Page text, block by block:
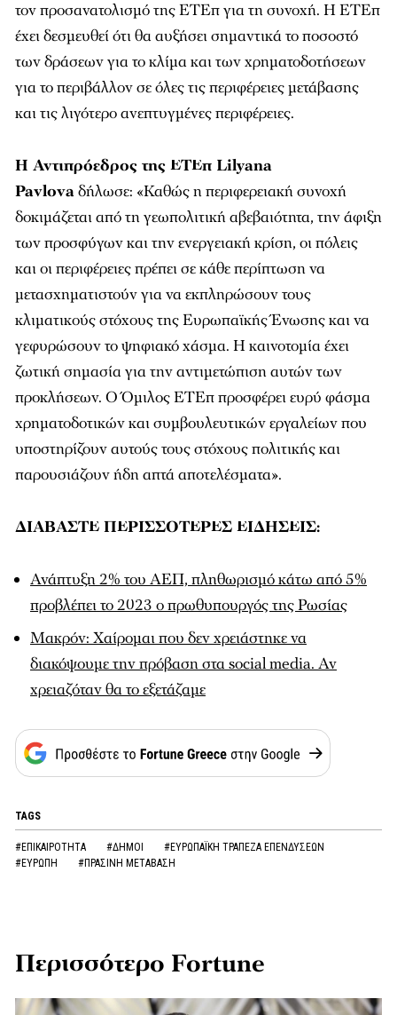
τον προσανατολισμό της ΕΤΕπ για τη συνοχή. Η ΕΤΕπ
έχει δεσμευθεί ότι θα αυξήσει σημαντικά το ποσοστό
των δράσεων για το κλίμα και των χρηματοδοτήσεων
για το περιβάλλον σε όλες τις περιφέρειες μετάβασης
και τις λιγότερο ανεπτυγμένες περιφέρειες.
Η Αντιπρόεδρος της ΕΤΕπ Lilyana
Pavlovaδήλωσε: «Καθώς η περιφερειακή συνοχή
δοκιμάζεται από τη γεωπολιτική αβεβαιότητα, την άφιξη
των προσφύγων και την ενεργειακή κρίση, οι πόλεις
και οι περιφέρειες πρέπει σε κάθε περίπτωση να
μετασχηματιστούν για να εκπληρώσουν τους
κλιματικούς στόχους της Ευρωπαϊκής Ένωσης και να
γεφυρώσουν το ψηφιακό χάσμα. Η καινοτομία έχει
ζωτική σημασία για την αντιμετώπιση αυτών των
προκλήσεων. Ο Όμιλος ΕΤΕπ προσφέρει ευρύ φάσμα
χρηματοδοτικών και συμβουλευτικών εργαλείων που
υποστηρίζουν αυτούς τους στόχους πολιτικής και
παρουσιάζουν ήδη απτά αποτελέσματα».
ΔΙΑΒΑΣΤΕ ΠΕΡΙΣΣΟΤΕΡΕΣ ΕΙΔΗΣΕΙΣ:
Ανάπτυξη 2% του ΑΕΠ, πληθωρισμό κάτω από 5%
προβλέπει το 2023 ο πρωθυπουργός της Ρωσίας
Μακρόν: Χαίρομαι που δεν χρειάστηκε να
διακόψουμε την πρόβαση στα social media. Αν
χρειαζόταν θα το εξετάζαμε
TAGS
#ΕΠΙΚΑΙΡΟΤΗΤΑ #ΔΗΜΟΙ
#ΕΥΡΩΠΑΪΚΗ ΤΡΑΠΕΖΑ ΕΠΕΝΔΥΣΕΩΝ
#ΕΥΡΩΠΗ
#ΠΡΑΣΙΝΗ ΜΕΤΑΒΑΣΗ
Περισσότερο Fortune